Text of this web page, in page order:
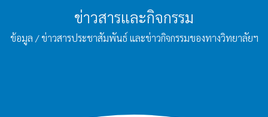
ข่าวสารและกิจกรรม
ข้อมูล / ข่าวสารประชาสัมพันธ์ และข่าวกิจกรรมของทางวิทยาลัยฯ